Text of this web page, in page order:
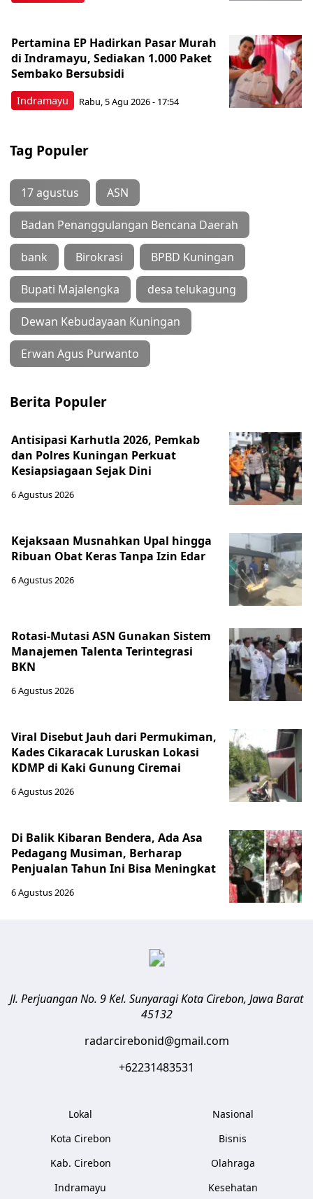
Indramayu
Pertamina EP Hadirkan Pasar Murah
di Indramayu, Sediakan 1.000 Paket
Sembako Bersubsidi
Rabu, 5 Agu 2026 - 17:54
Tag Populer
17 agustus ASN
Badan Penanggulangan Bencana Daerah
bank Birokrasi BPBD Kuningan
Bupati Majalengka desa telukagung
Dewan Kebudayaan Kuningan
Erwan Agus Purwanto
Berita Populer
Antisipasi Karhutla 2026, Pemkab
dan Polres Kuningan Perkuat
Kesiapsiagaan Sejak Dini
6 Agustus 2026
Kejaksaan Musnahkan Upal hingga
Ribuan Obat Keras Tanpa Izin Edar
6 Agustus 2026
Rotasi-Mutasi ASN Gunakan Sistem
Manajemen Talenta Terintegrasi
BKN
6 Agustus 2026
Viral Disebut Jauh dari Permukiman,
Kades Cikaracak Luruskan Lokasi
KDMP di Kaki Gunung Ciremai
6 Agustus 2026
Di Balik Kibaran Bendera, Ada Asa
Pedagang Musiman, Berharap
Penjualan Tahun Ini Bisa Meningkat
6 Agustus 2026
Jl. Perjuangan No. 9 Kel. SunyaragiKota Cirebon, Jawa Barat
45132
radarcirebonid@gmail.com
+62231483531
Lokal
Kota Cirebon
Kab. Cirebon
Indramayu
Nasional
Bisnis
Olahraga
Kesehatan